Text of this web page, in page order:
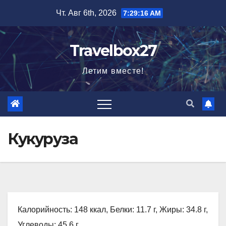
содержимому
Чт. Авг 6th, 2026 7:29:17 AM
Travelbox27
Летим вместе!
Кукуруза
Калорийность: 148 ккал, Белки: 11.7 г, Жиры: 34.8 г,